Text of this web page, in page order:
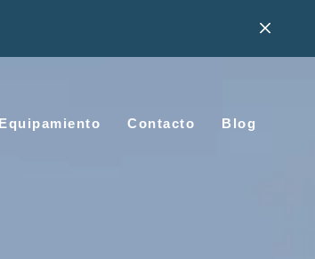
Equipamiento Contacto Blog